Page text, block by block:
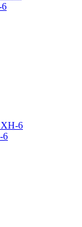
6
6